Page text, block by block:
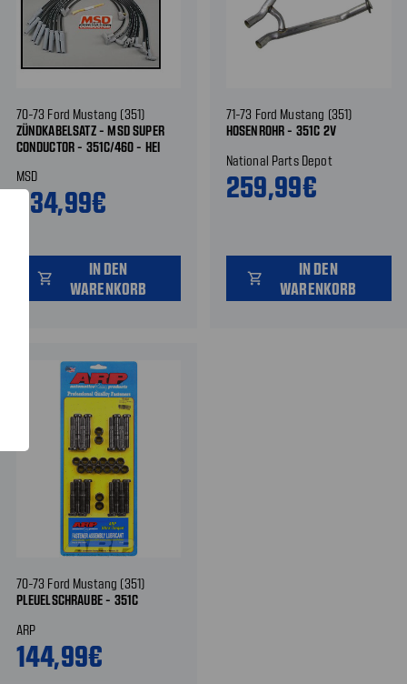
70-73 Ford Mustang (351)
ZÜNDKABELSATZ - MSD SUPER
CONDUCTOR - 351C/460 - HEI
MSD
334,99€
shopping_cart
IN DEN
WARENKORB
71-73 Ford Mustang (351)
HOSENROHR - 351C 2V
National Parts Depot
259,99€
shopping_cart
IN DEN
WARENKORB
70-73 Ford Mustang (351)
PLEUELSCHRAUBE - 351C
ARP
144,99€